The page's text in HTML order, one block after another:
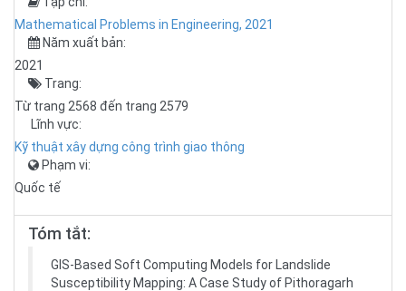
Mathematical Problems in Engineering, 2021
Năm xuất bản:
2021
Trang:
Từ trang 2568 đến trang 2579
Lĩnh vực:
Kỹ thuật xây dựng công trình giao thông
Phạm vi:
Quốc tế
Tóm tắt:
GIS-Based Soft Computing Models for Landslide
Susceptibility Mapping: A Case Study of Pithoragarh